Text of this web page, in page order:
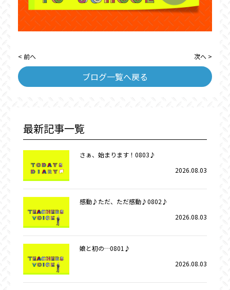
< 前へ
ブログ一覧へ戻る
次へ >
最新記事一覧
さぁ、始まります！0803♪
2026.08.03
感動♪ただ、ただ感動♪0802♪
2026.08.03
娘と初の…0801♪
2026.08.03